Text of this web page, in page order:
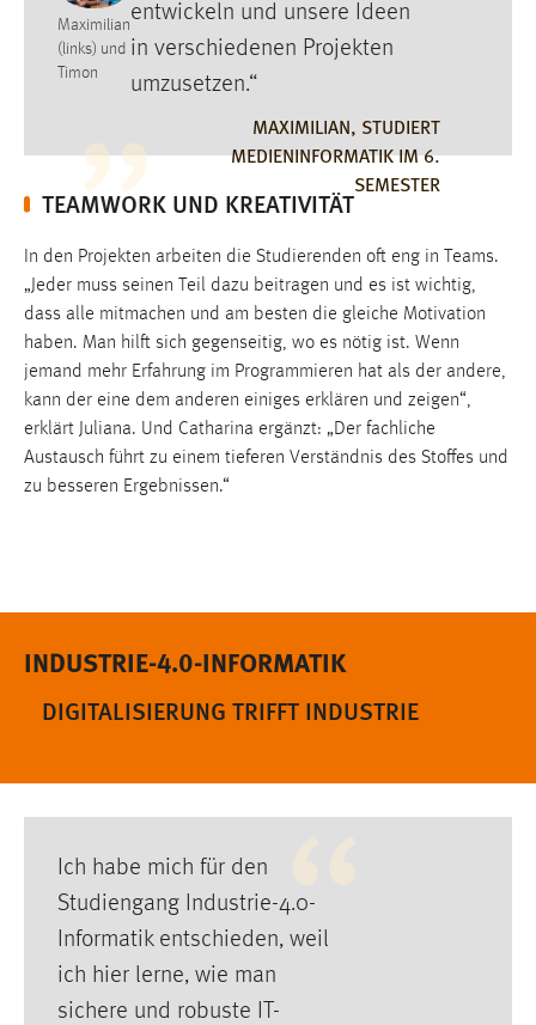
Maximilian
(links) und
Timon
entwickeln und unsere Ideen
in verschiedenen Projekten
umzusetzen.“
MAXIMILIAN, STUDIERT
MEDIENINFORMATIK IM 6.
SEMESTER
TEAMWORK UND KREATIVITÄT
In den Projekten arbeiten die Studierenden oft eng in Teams.
„Jeder muss seinen Teil dazu beitragen und es ist wichtig,
dass alle mitmachen und am besten die gleiche Motivation
haben. Man hilft sich gegenseitig, wo es nötig ist. Wenn
jemand mehr Erfahrung im Programmieren hat als der andere,
kann der eine dem anderen einiges erklären und zeigen“,
erklärt Juliana. Und Catharina ergänzt: „Der fachliche
Austausch führt zu einem tieferen Verständnis des Stoffes und
zu besseren Ergebnissen.“
INDUSTRIE-4.0-INFORMATIK
DIGITALISIERUNG TRIFFT INDUSTRIE
Ich habe mich für den
Studiengang Industrie-4.0-
Informatik entschieden, weil
ich hier lerne, wie man
sichere und robuste IT-
MARKETING
Marketing Cookies werden von Drittanbietern
verwendet, um personalisierte Werbung anzuzeigen.
Sie tun dies, indem sie Besucher über Websites
hinweg verfolgen.
Google Ads
Name:
_gcl_au
Anbieter:
Google Ireland Limited
Zweck:
Conversion-Tracking
Facebook Pixel
Name:
Cookie Laufzeit:
3 Monate
EXTERNE MEDIEN